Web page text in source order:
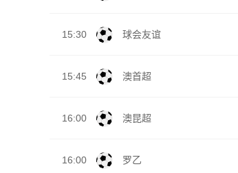
15:30 球会友谊
15:45 澳首超
16:00 澳昆超
16:00 罗乙